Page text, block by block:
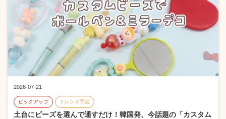
2026-07-21
ピックアップ トレンド手芸
土台にビーズを選んで通すだけ！韓国発、今話題の「カスタム